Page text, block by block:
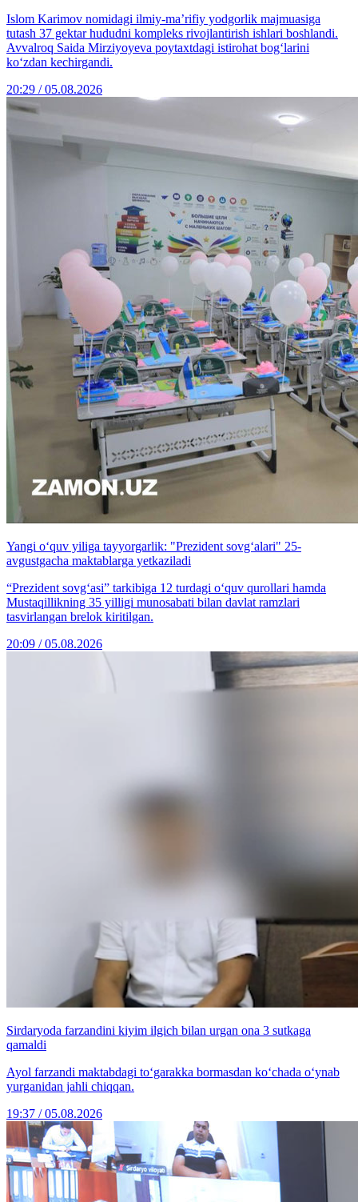
Islom Karimov nomidagi ilmiy-ma’rifiy yodgorlik majmuasiga
tutash 37 gektar hududni kompleks rivojlantirish ishlari boshlandi.
Avvalroq Saida Mirziyoyeva poytaxtdagi istirohat bog‘larini
ko‘zdan kechirgandi.
20:29 / 05.08.2026
Yangi o‘quv yiliga tayyorgarlik: "Prezident sovg‘alari" 25-
avgustgacha maktablarga yetkaziladi
“Prezident sovg‘asi” tarkibiga 12 turdagi o‘quv qurollari hamda
Mustaqillikning 35 yilligi munosabati bilan davlat ramzlari
tasvirlangan brelok kiritilgan.
20:09 / 05.08.2026
Sirdaryoda farzandini kiyim ilgich bilan urgan ona 3 sutkaga
qamaldi
Ayol farzandi maktabdagi to‘garakka bormasdan ko‘chada o‘ynab
yurganidan jahli chiqqan.
19:37 / 05.08.2026